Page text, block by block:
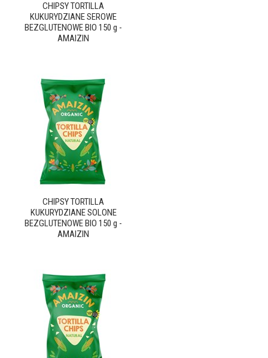
CHIPSY TORTILLA
KUKURYDZIANE SEROWE
BEZGLUTENOWE BIO 150 g -
AMAIZIN
CHIPSY TORTILLA
KUKURYDZIANE SOLONE
BEZGLUTENOWE BIO 150 g -
AMAIZIN